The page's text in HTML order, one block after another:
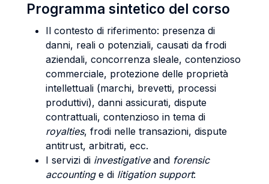
Programma sintetico del corso
Il contesto di riferimento: presenza di
danni, reali o potenziali, causati da frodi
aziendali, concorrenza sleale, contenzioso
commerciale, protezione delle proprietà
intellettuali (marchi, brevetti, processi
produttivi), danni assicurati, dispute
contrattuali, contenzioso in tema di
royalties, frodi nelle transazioni, dispute
antitrust, arbitrati, ecc.
I servizi di investigative and forensic
accounting e di litigation support: